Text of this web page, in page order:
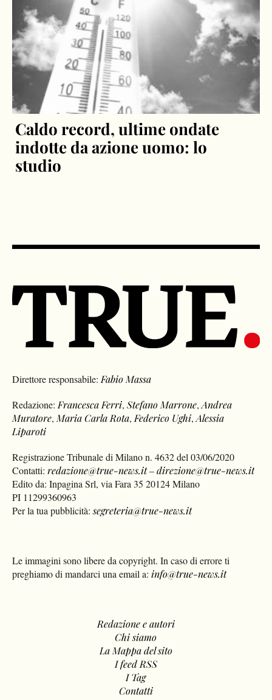
Caldo record, ultime ondate
indotte da azione uomo: lo
studio
Direttore responsabile: Fabio Massa
Redazione: Francesca Ferri,Stefano Marrone,Andrea
Muratore, Maria Carla Rota, Federico Ughi,Alessia
Liparoti
Registrazione Tribunale di Milano n. 4632 del 03/06/2020
Contatti:redazione@true-news.it–direzione@true-news.it
Edito da: Inpagina Srl, via Fara 35 20124 Milano
PI 11299360963
Per la tua pubblicità:segreteria@true-news.it
Le immagini sono libere da copyright. In caso di errore ti
preghiamo di mandarci una email a: info@true-news.it
Redazione e autori
Chi siamo
La Mappa del sito
I feed RSS
I Tag
Contatti